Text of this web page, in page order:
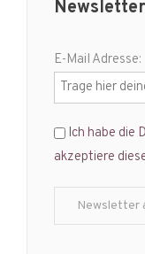
E-Mail Adresse:
Ich habe die
akzeptiere